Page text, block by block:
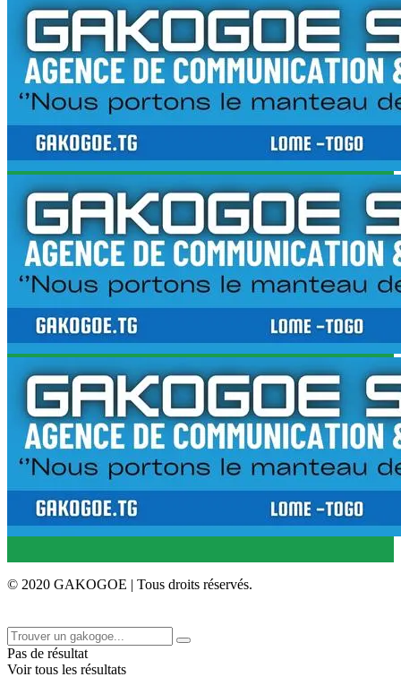
© 2020 GAKOGOE | Tous droits réservés.
Pas de résultat
Voir tous les résultats